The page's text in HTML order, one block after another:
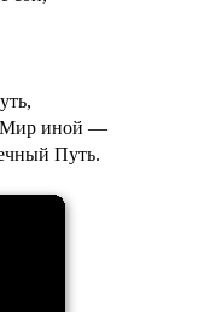
Мир иной —
Путь.